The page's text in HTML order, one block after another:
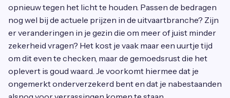
opnieuw tegen het licht te houden. Passen de bedragen
nog wel bij de actuele prijzen in de uitvaartbranche? Zijn
er veranderingen in je gezin die om meer of juist minder
zekerheid vragen? Het kost je vaak maar een uurtje tijd
om dit even te checken, maar de gemoedsrust die het
oplevert is goud waard. Je voorkomt hiermee dat je
ongemerkt onderverzekerd bent en dat je nabestaanden